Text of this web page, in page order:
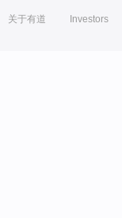
关于有道 Investors